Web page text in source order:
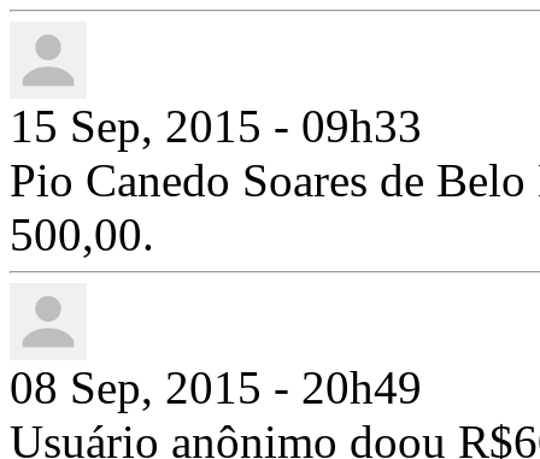
15 Sep, 2015 - 09h33
Pio Canedo Soares de
500,00.
08 Sep, 2015 - 20h49
Usuário anônimo doou